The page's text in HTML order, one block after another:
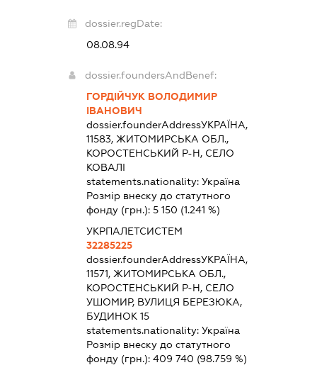
dossier.regDate:
08.08.94
dossier.foundersAndBenef:
ГОРДІЙЧУК ВОЛОДИМИР
ІВАНОВИЧ
dossier.founderAddressУКРАЇНА,
11583, ЖИТОМИРСЬКА ОБЛ.,
КОРОСТЕНСЬКИЙ Р-Н, СЕЛО
КОВАЛІ
statements.nationality:Україна
Розмір внеску до статутного
фонду (грн.):5 150 (1.241 %)
УКРПАЛЕТСИСТЕМ
32285225
dossier.founderAddressУКРАЇНА,
11571, ЖИТОМИРСЬКА ОБЛ.,
КОРОСТЕНСЬКИЙ Р-Н, СЕЛО
УШОМИР, ВУЛИЦЯ БЕРЕЗЮКА,
БУДИНОК 15
statements.nationality:Україна
Розмір внеску до статутного
фонду (грн.):409 740 (98.759 %)